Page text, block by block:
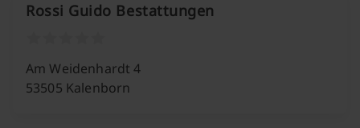
Rossi Guido Bestattungen
Am Weidenhardt 4
53505 Kalenborn